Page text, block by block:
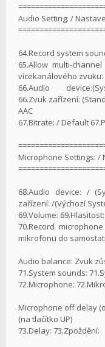
Audio Setting: /
64.Record system
65.Allow multi-
vícekanálového zvuku:
66.Audio
66.Zvuk zařízení:
AAC
67.Bitrate: / Default
Microphone Settings: /
68.Audio device: /
zařízení: /(Výchozí
69.Volume: 69.Hlasitost:
70.Record
mikrofonu do
Audio balance: Zvuk
71.System sounds:
72.Microphone:
Microphone off delay
(na tlačítko UP)
73.Delay: 73.Zpoždění: